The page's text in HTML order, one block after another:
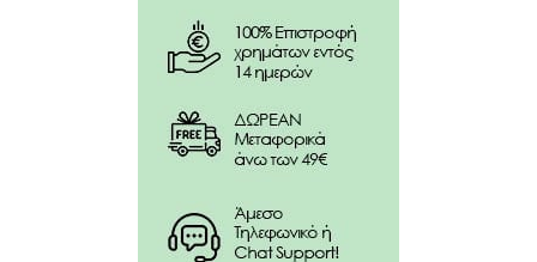
Βήμα 3: Τι θα λέγατε για ένα μασάζ ή μια αγκαλιά;
Απλά απολαύστε τη στιγμή με το μωρό σας!
Συστατικά:
97% συστατικά φυσικής προέλευσης. Το υπόλοιπο
3% χρησιμοποιείται για να εξασφαλίσει μια
ευχάριστη υφή όπως και τη μακροχρόνια προστασία